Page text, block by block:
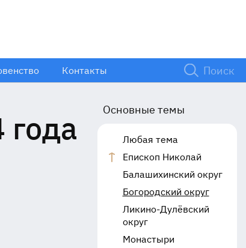
Контакты
года Основные темы
Любая тема
Епископ Николай
Балашихинский округ
Богородский округ
Ликино-Дулёвский
округ
Монастыри